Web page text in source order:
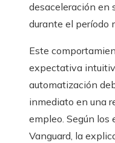
desaceleración en
durante el período
Este
expectativa
automatización
inmediato en una
empleo. Según los
Vanguard, la